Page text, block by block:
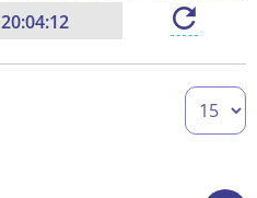
20:04:12